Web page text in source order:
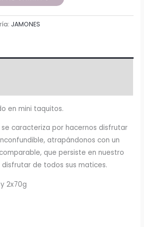
JAMONES
en mini taquitos.
se caracteriza por hacernos disfrutar
atrapándonos con un
que persiste en nuestro
de todos sus matices.
2x70g